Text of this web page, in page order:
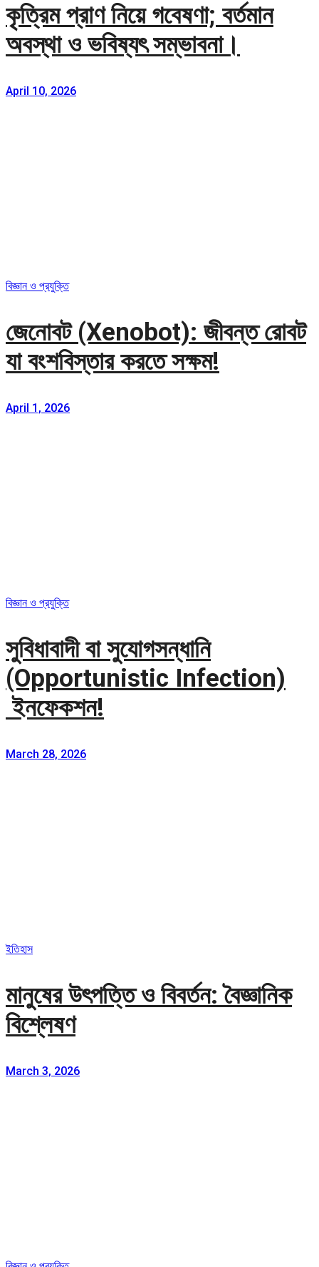
কৃত্রিম প্রাণ নিয়ে গবেষণা; বর্তমান
অবস্থা ও ভবিষ্যৎ সম্ভাবনা।
April 10, 2026
বিজ্ঞান ও প্রযুক্তি
জেনোবট (Xenobot): জীবন্ত রোবট
যা বংশবিস্তার করতে সক্ষম!
April 1, 2026
বিজ্ঞান ও প্রযুক্তি
সুবিধাবাদী বা সুযোগসন্ধানি
(Opportunistic Infection)
ইনফেকশন!
March 28, 2026
ইতিহাস
মানুষের উৎপত্তি ও বিবর্তন: বৈজ্ঞানিক
বিশ্লেষণ
March 3, 2026